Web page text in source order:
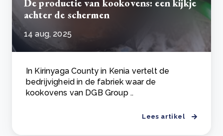
De productie van kookovens: een kijkje
achter de schermen
14 aug, 2025
In Kirinyaga County in Kenia vertelt de
bedrijvigheid in de fabriek waar de
kookovens van DGB Group ..
Lees artikel